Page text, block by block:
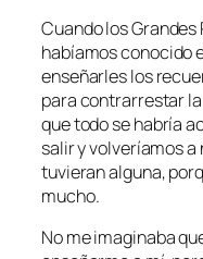
Cuando los Grandes
habíamos conocido
enseñarles los
para contrarrestar
que todo se habría
salir y volveríamos
tuvieran alguna,
mucho.
No me imaginaba